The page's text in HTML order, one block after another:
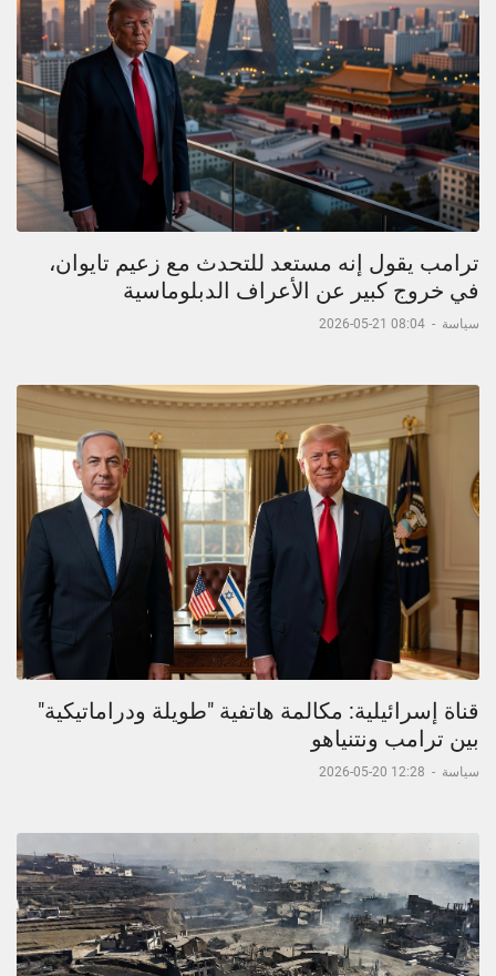
ترامب يقول إنه مستعد للتحدث مع زعيم تايوان،
في خروج كبير عن الأعراف الدبلوماسية
سياسة -
08:04 21-05-2026
قناة إسرائيلية: مكالمة هاتفية "طويلة ودراماتيكية"
بين ترامب ونتنياهو
سياسة -
12:28 20-05-2026